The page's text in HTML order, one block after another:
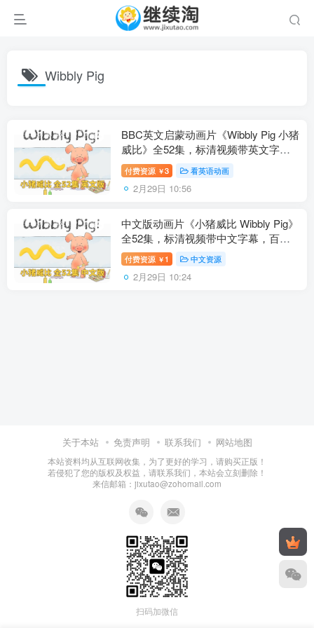
Wibbly Pig
BBC英文启蒙动画片《Wibbly Pig 小猪
威比》全52集，标清视频带英文字幕
+音频MP3，百度网盘下载！
付费资源 ￥3 看英语动画
2月29日 10:56
中文版动画片《小猪威比 Wibbly Pig》
全52集，标清视频带中文字幕，百度
网盘下载！
付费资源 ￥ 1 中文资源
2月29日 10:24
关于本站 免责声明 联系我们 网站地图
本站资料均从互联网收集，为了更好的学习，请购买正版！
若侵犯了您的版权及权益，请联系我们，本站会立刻删除！
来信邮箱：jixutao@zohomail.com
扫码加微信